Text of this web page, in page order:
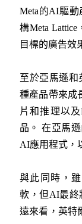
Meta的AI驅
構Meta
目標的廣告效
至於亞馬遜
種產品帶來成
片和推理以
品。 在亞馬
AI應用程式，
與此同時，
軟，但AI最終
遠來看，英特